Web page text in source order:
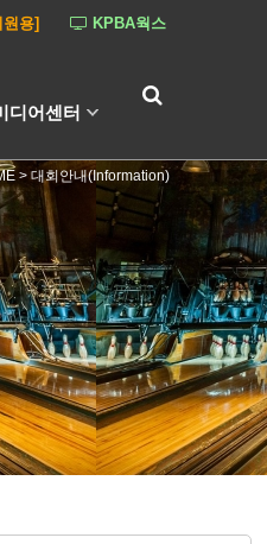
KPBA웍스
용]
디어센터
> 대회안내(Information)